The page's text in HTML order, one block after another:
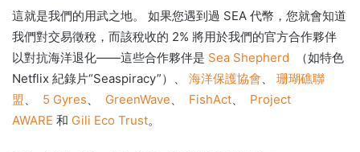
這就是我們的用武之地。 如果您遇到過 SEA 代幣，您就會知道
我們對交易徵稅，而該稅收的 2% 將用於我們的官方合作夥伴
以對抗海洋退化——這些合作夥伴是 Sea Shepherd （如特色
Netflix 紀錄片“Seaspiracy”）、 海洋保護協會、 珊瑚礁聯
盟、 5 Gyres、 GreenWave、 FishAct、 Project
AWARE 和 Gili Eco Trust。